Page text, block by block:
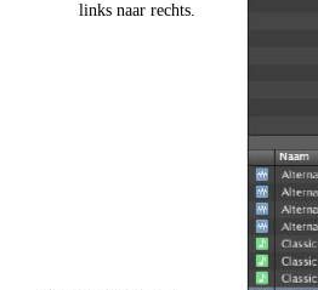
links naar rechts.